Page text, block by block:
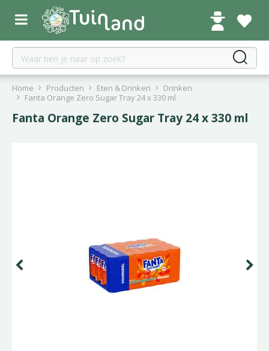
r
Home Producten Eten & Drinken
Drinken
Fanta Orange Zero Sugar Tray 24 x 330 ml
Fanta Orange Zero Sugar Tray 24 x 330 ml